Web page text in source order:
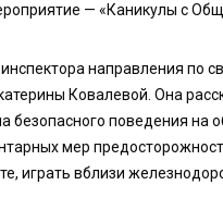
— «Каникулы с
направления
Ковалевой. Она
безопасного поведения на
мер
играть вблизи